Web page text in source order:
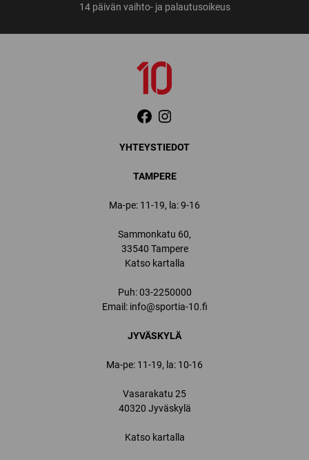
14 päivän vaihto- ja palautusoikeus
YHTEYSTIEDOT
TAMPERE
Ma-pe: 11-19, la: 9-16
Sammonkatu 60,
33540 Tampere
Katso kartalla
Puh:03-2250000
Email: info@sportia-10.fi
JYVÄSKYLÄ
Ma-pe: 11-19, la: 10-16
Vasarakatu 25
40320 Jyväskylä
Katso kartalla